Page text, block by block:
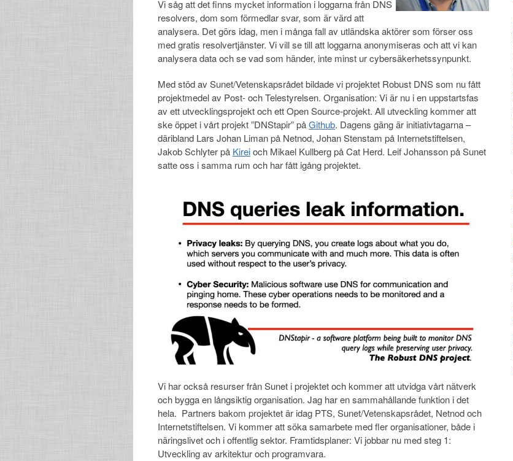
Vi såg att det finns mycket information i loggarna från DNS
resolvers, dom som förmedlar svar, som är värd att
analysera. Det görs idag, men i många fall av utländska aktörer som förser oss
med gratis resolvertjänster. Vi vill se till att loggarna anonymiseras och att vi kan
analysera data och se vad som händer, inte minst ur cybersäkerhetssynpunkt.
Med stöd av Sunet/Vetenskapsrådet bildade vi projektet Robust DNS som nu fått
projektmedel av Post- och Telestyrelsen. Organisation: Vi är nu i en uppstartsfas
av ett utvecklingsprojekt och ett Open Source-projekt. All utveckling kommer att
ske öppet i vårt projekt ”DNStapir” påGithub. Dagens gäng är initiativtagarna –
däribland Lars Johan Liman på Netnod, Johan Stenstam på Internetstiftelsen,
Jakob Schlyter på Kireioch Mikael Kullberg på Cat Herd. Leif Johansson på Sunet
satte oss i samma rum och har fått igång projektet.
Vi har också resurser från Sunet i projektet och kommer att utvidga vårt nätverk
och bygga en långsiktig organisation. Jag har en sammahållande funktion i det
hela. Partners bakom projektet är idag PTS, Sunet/Vetenskapsrådet, Netnod och
Internetstiftelsen. Vi kommer att söka samarbete med fler organisationer, både i
näringslivet och i offentlig sektor. Framtidsplaner: Vi jobbar nu med steg 1:
Utveckling av arkitektur och programvara.